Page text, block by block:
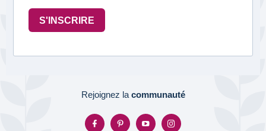
S'INSCRIRE
Rejoignez la communauté